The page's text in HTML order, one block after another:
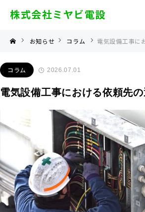
株式会社ミヤビ電設
お知らせ コラム 電気設備工事にお
コラム 2026.07.01
電気設備工事における依頼先